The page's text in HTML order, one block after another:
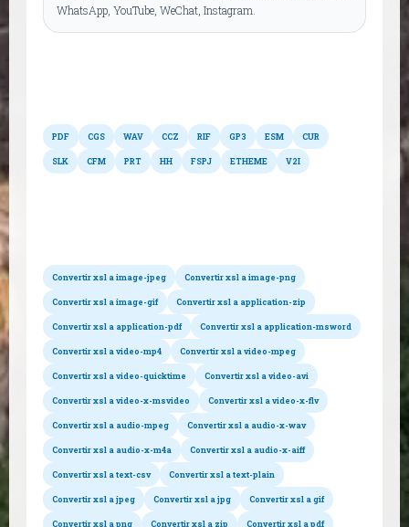
WhatsApp, YouTube, WeChat, Instagram.
PDF CGS WAV CCZ RIF GP3 ESM CUR
SLK CFM PRT HH FSPJ ETHEME V2I
Convertir xsl a image-jpeg Convertir xsl a image-png
Convertir xsl a image-gif Convertir xsl a application-zip
Convertir xsl a application-pdf Convertir xsl a application-msword
Convertir xsl a video-mp4 Convertir xsl a video-mpeg
Convertir xsl a video-quicktime Convertir xsl a video-avi
Convertir xsl a video-x-msvideo Convertir xsl a video-x-flv
Convertir xsl a audio-mpeg Convertir xsl a audio-x-wav
Convertir xsl a audio-x-m4a Convertir xsl a audio-x-aiff
Convertir xsl a text-csv Convertir xsl a text-plain
Convertir xsl a jpeg Convertir xsl a jpg Convertir xsl a gif
Convertir xsl a png Convertir xsl a zip Convertir xsl a pdf